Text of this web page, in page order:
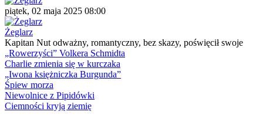
piątek, 02 maja 2025 08:00
Żeglarz
Kapitan Nut odważny, romantyczny, bez skazy, poświęcił swoje
„Rowerzyści” Volkera Schmidta
Charlie zmienia się w kurczaka
„Iwona księżniczka Burgunda”
Śpiew morza
Niewolnice z Pipidówki
Ciemności kryją ziemię